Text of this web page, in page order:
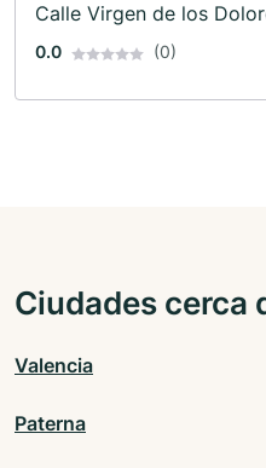
Calle Virgen de los
0.0 (0)
Ciudades cerca
Valencia
Paterna